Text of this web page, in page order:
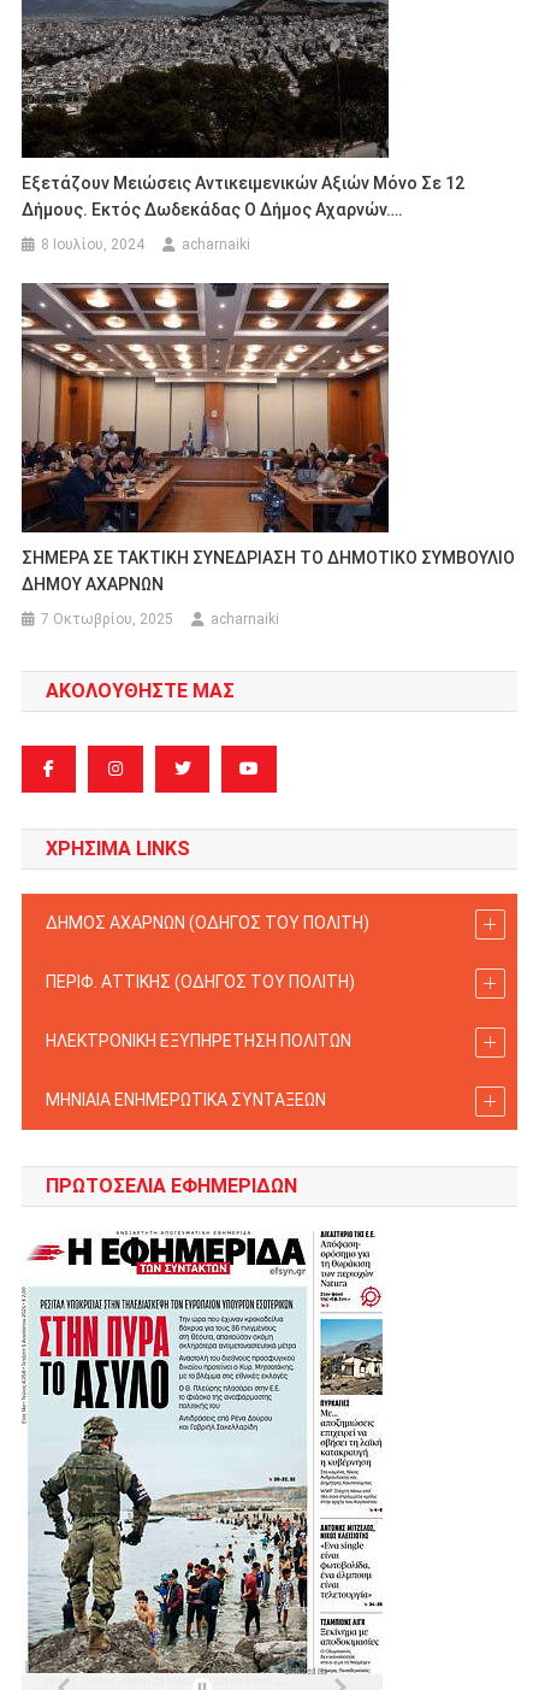
Εξετάζουν Μειώσεις Αντικειμενικών Αξιών Μόνο Σε 12
Δήμους. Εκτός Δωδεκάδας Ο Δήμος Αχαρνών….
8 Ιουλίου, 2024 acharnaiki
ΣΗΜΕΡΑ ΣΕ ΤΑΚΤΙΚΗ ΣΥΝΕΔΡΙΑΣΗ ΤΟ ΔΗΜΟΤΙΚΟ ΣΥΜΒΟΥΛΙΟ
ΔΗΜΟΥ ΑΧΑΡΝΩΝ
7 Οκτωβρίου, 2025 acharnaiki
ΑΚΟΛΟΥΘΗΣΤΕ ΜΑΣ
ΧΡΗΣΙΜΑ LINKS
ΔΗΜΟΣ ΑΧΑΡΝΩΝ (ΟΔΗΓΟΣ TOY ΠΟΛΙΤΗ)
ΠΕΡΙΦ. ΑΤΤΙΚΗΣ (ΟΔΗΓΟΣ TOY ΠΟΛΙΤΗ)
ΗΛΕΚΤΡΟΝΙΚΗ ΕΞΥΠΗΡΕΤΗΣΗ ΠΟΛΙΤΩΝ
ΜΗΝΙΑΙΑ ΕΝΗΜΕΡΩΤΙΚΑ ΣΥΝΤΑΞΕΩΝ
ΠΡΩΤΟΣΈΛΙΑ ΕΦΗΜΕΡΊΔΩΝ